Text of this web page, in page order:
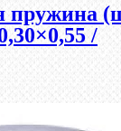
пружина
/